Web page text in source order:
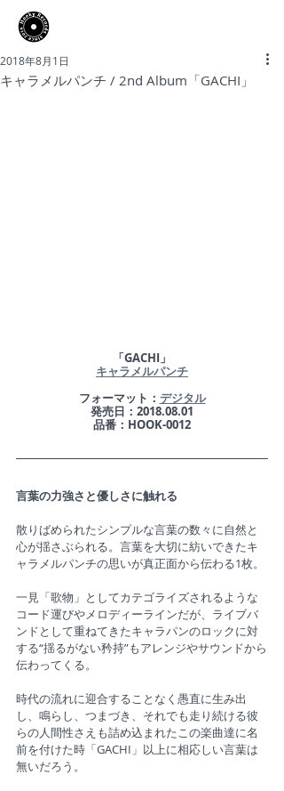
キャラメルパンチ / 2nd Album「GACHI」
2018年8月1日
「GACHI」
キャラメルパンチ
​フォーマット： デジタル
発売日：2018.08.01
品番：HOOK-0012
言葉の力強さと優しさに触れる
散りばめられたシンプルな言葉の数々に自然と
心が揺さぶられる。言葉を大切に紡いできたキ
ャラメルパンチの思いが真正面から伝わる1枚。
一見「歌物」としてカテゴライズされるような
コード運びやメロディーラインだが、ライブバ
ンドとして重ねてきたキャラパンのロックに対
する“揺るがない矜持”もアレンジやサウンドから
伝わってくる。
時代の流れに迎合することなく愚直に生み出
し、鳴らし、つまづき、それでも走り続ける彼
らの人間性さえも詰め込まれたこの楽曲達に名
前を付けた時「GACHI」以上に相応しい言葉は
無いだろう。